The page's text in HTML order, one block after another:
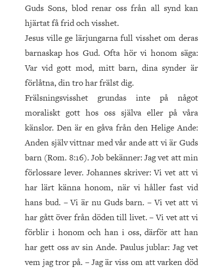
Guds Sons, blod renar oss från all synd kan
hjärtat få frid och visshet.
Jesus ville ge lärjungarna full visshet om deras
barnaskap hos Gud. Ofta hör vi honom säga:
Var vid gott mod, mitt barn, dina synder är
förlåtna, din tro har frälst dig.
Frälsningsvisshet grundas inte på något
moraliskt gott hos oss själva eller på våra
känslor. Den är en gåva från den Helige Ande:
Anden själv vittnar med vår ande att vi är Guds
barn (Rom. 8:16). Job bekänner: Jag vet att min
förlossare lever. Johannes skriver: Vi vet att vi
har lärt känna honom, när vi håller fast vid
hans bud. – Vi är nu Guds barn. – Vi vet att vi
har gått över från döden till livet. – Vi vet att vi
förblir i honom och han i oss, därför att han
har gett oss av sin Ande. Paulus jublar: Jag vet
vem jag tror på. – Jag är viss om att varken död